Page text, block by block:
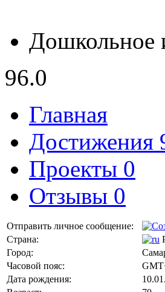
Дошкольное
96.0
Главная
Достижения
Проекты 0
Отзывы 0
Отправить личное сообщение:
Страна:
Город:
Часовой пояс:
Дата рождения: